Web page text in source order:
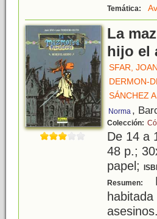
Temática:
La
hijo el
SFAR,
DERMON-
SÁNCHEZ
Norma ,
Colección:
De 14 a
48 p.;
papel;
Resumen: